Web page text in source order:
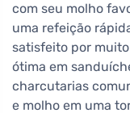
com seu molho
uma refeição
satisfeito por
ótima em
charcutarias
e molho em uma